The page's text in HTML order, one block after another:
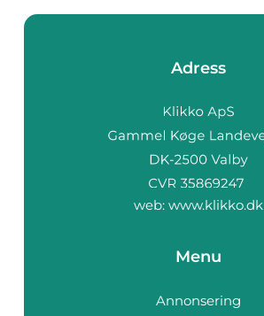
Adress
web: www.klikko.dk
Menu
Annonsering